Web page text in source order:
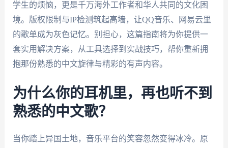
学生的烦恼，更是千万海外工作者和华人共同的文化困
境。版权限制与IP检测筑起高墙，让QQ音乐、网易云里
的歌单成为灰色记忆。别担心，这篇指南将为你提供一
套实用解决方案，从工具选择到实战技巧，帮你重新拥
抱那份熟悉的中文旋律与精彩的有声内容。
为什么你的耳机里，再也听不到
熟悉的中文歌？
当你踏上异国土地，音乐平台的笑容忽然变得冰冷。原